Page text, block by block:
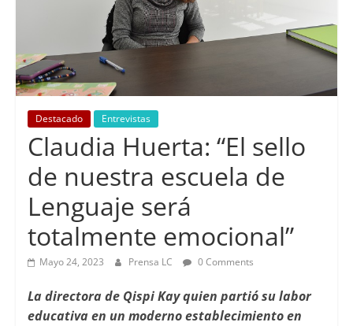
Destacado Entrevistas
Claudia Huerta: “El sello
de nuestra escuela de
Lenguaje será
totalmente emocional”
Mayo 24, 2023 Prensa LC 0 Comments
La directora de Qispi Kay quien partió su labor
educativa en un moderno establecimiento en